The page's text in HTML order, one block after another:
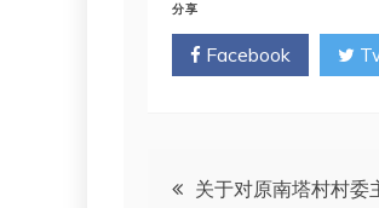
分享
Facebook
文 关于对原南塔村村委